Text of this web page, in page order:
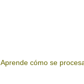
Aprende cómo se